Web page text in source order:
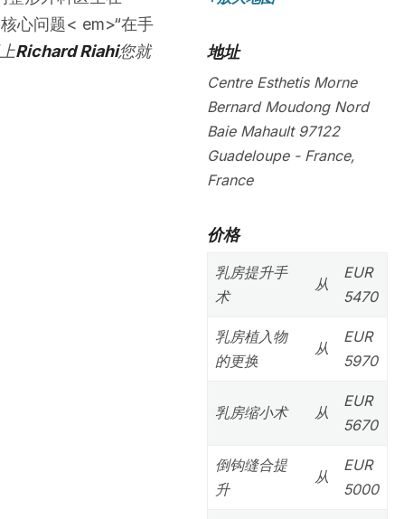
心问题< em>“在手
Richard Riahi您就
地址
Centre Esthetis Morne
Bernard Moudong Nord
Baie Mahault 97122
Guadeloupe- France,
France
价格
乳房提升手
术
从
EUR
5470
乳房植入物
的更换
从
EUR
5970
乳房缩小术 从
EUR
5670
倒钩缝合提
升
从
EUR
5000